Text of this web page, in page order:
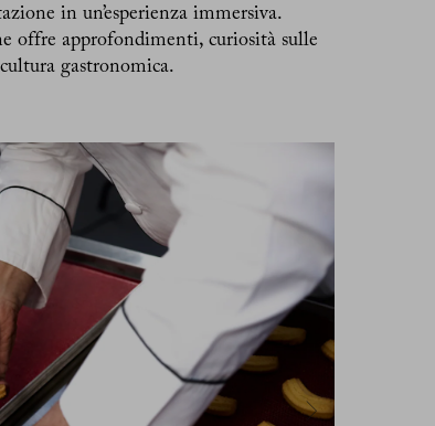
in un’esperienza immersiva.
offre approfondimenti, curiosità sulle
gastronomica.